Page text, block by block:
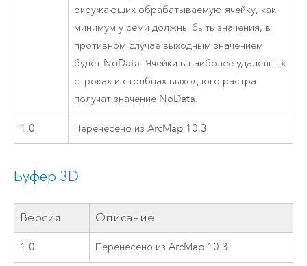
окружающих обрабатываемую ячейку, как
минимум у семи должны быть значения, в
противном случае выходным значением
будет NoData. Ячейки в наиболее удаленных
строках и столбцах выходного растра
получат значение NoData.
1.0 Перенесено из ArcMap 10.3
Буфер 3D
Версия Описание
1.0 Перенесено из ArcMap 10.3